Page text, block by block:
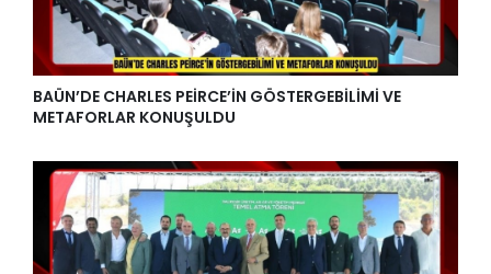
BAÜN’DE CHARLES PEİRCE’İN GÖSTERGEBİLİMİ VE
METAFORLAR KONUŞULDU